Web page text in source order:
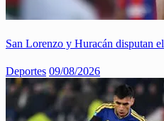
San Lorenzo y Huracán disputan el
Deportes 09/08/2026